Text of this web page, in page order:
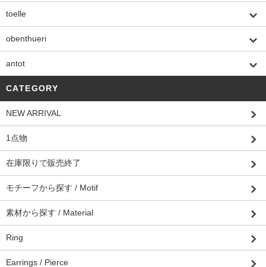
toelle
obenthueri
antot
CATEGORY
NEW ARRIVAL
1点物
在庫限りで販売終了
モチーフから探す / Motif
素材から探す / Material
Ring
Earrings / Pierce